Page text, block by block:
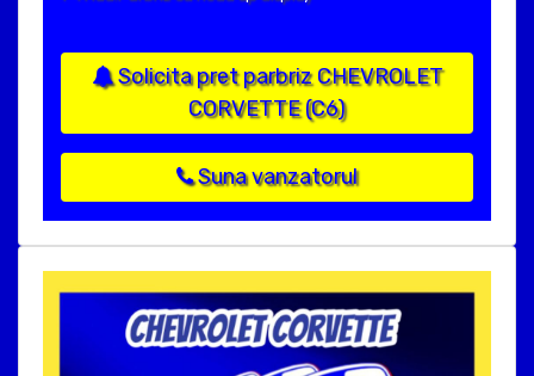
Solicita pret parbriz CHEVROLET
CORVETTE (C6)
Suna vanzatorul